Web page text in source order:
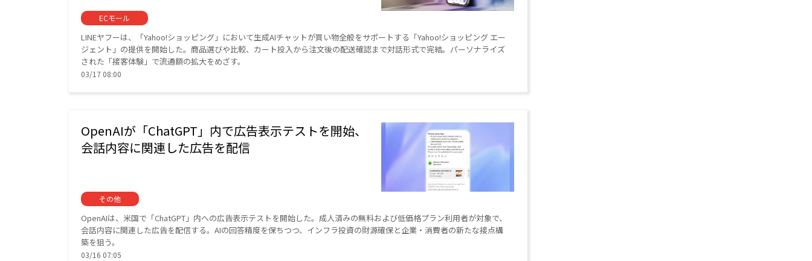
ECモール
LINEヤフーは、「Yahoo!ショッピング」において生成AIチャットが買い物全般をサポートする「Yahoo!ショッピング エー
ジェント」の提供を開始した。商品選びや比較、カート投入から注文後の配送確認まで対話形式で完結。パーソナライズ
された「接客体験」で流通額の拡大をめざす。
03/17 08:00
OpenAIが「ChatGPT」内で広告表示テストを開始、
会話内容に関連した広告を配信
その他
OpenAIは、米国で「ChatGPT」内への広告表示テストを開始した。成人済みの無料および低価格プラン利用者が対象で、
会話内容に関連した広告を配信する。AIの回答精度を保ちつつ、インフラ投資の財源確保と企業・消費者の新たな接点構
築を狙う。
03/16 07:05